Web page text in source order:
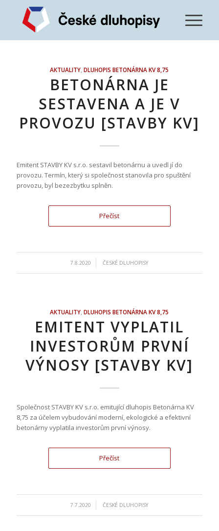
AKTUALITY ,DLUHOPIS BETONÁRNA KV 8,75
BETONÁRNA JE
SESTAVENA A JE V
PROVOZU [STAVBY KV]
Emitent STAVBY KV s.r.o. sestavil betonárnu a uvedl jí do
provozu. Termín, který si společnost stanovila pro spuštění
provozu, byl bezezbytku splněn.
Přečíst
7.8.2020 ČESKÉ DLUHOPISY
AKTUALITY ,DLUHOPIS BETONÁRNA KV 8,75
EMITENT VYPLATIL
INVESTORŮM PRVNÍ
VÝNOSY [STAVBY KV]
Společnost STAVBY KV s.r.o. emitující dluhopis Betonárna KV
8,75 za účelem vybudování moderní, ekologické a efektivní
betonárny vyplatila investorům první výnosy.
Přečíst
7.7.2020 ČESKÉ DLUHOPISY